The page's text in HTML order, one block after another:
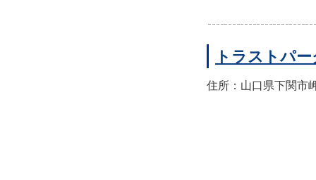
トラストパ
住所：山口県下関市